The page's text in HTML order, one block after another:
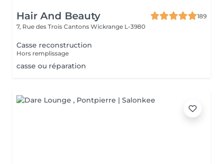
Hair And Beauty
189
7, Rue des Trois Cantons Wickrange L-3980
Casse reconstruction
Hors remplissage
casse ou réparation